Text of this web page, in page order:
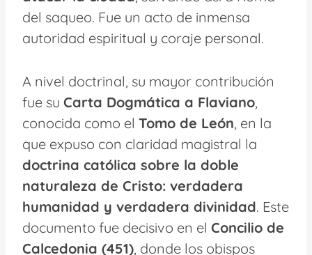
del saqueo. Fue un acto de inmensa
autoridad espiritual y coraje personal.
A nivel doctrinal, su mayor contribución
fue su Carta Dogmática a Flaviano,
conocida como el Tomo de León, en la
que expuso con claridad magistral la
doctrina católica sobre la doble
naturaleza de Cristo: verdadera
humanidad y verdadera divinidad. Este
documento fue decisivo en el Concilio de
Calcedonia (451), donde los obispos